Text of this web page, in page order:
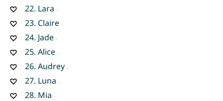
22. Lara
23. Claire
24. Jade
25. Alice
26. Audrey
27. Luna
28. Mia